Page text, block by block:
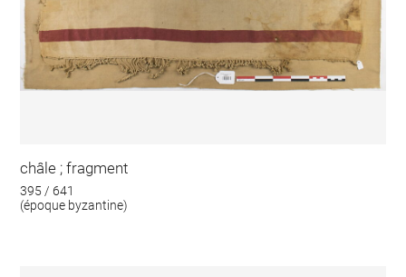
châle ; fragment
395 / 641
(époque byzantine)